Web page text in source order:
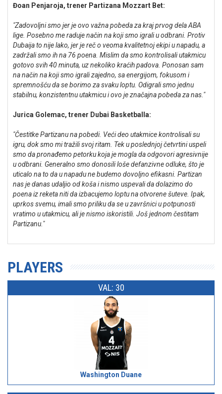
Đoan Penjaroja, trener Partizana Mozzart Bet:
"Zadovoljni smo jer je ovo važna pobeda za kraj prvog dela ABA
lige. Posebno me raduje način na koji smo igrali u odbrani. Protiv
Dubaija to nije lako, jer je reč o veoma kvalitetnoj ekipi u napadu, a
zadržali smo ih na 76 poena. Mislim da smo kontrolisali utakmicu
gotovo svih 40 minuta, uz nekoliko kraćih padova. Ponosan sam
na način na koji smo igrali zajedno, sa energijom, fokusom i
spremnošću da se borimo za svaku loptu. Odigrali smo jednu
stabilnu, konzistentnu utakmicu i ovo je značajna pobeda za nas."
Jurica Golemac, trener Dubai Basketballa:
"Čestitke Partizanu na pobedi. Veći deo utakmice kontrolisali su
igru, dok smo mi tražili svoj ritam. Tek u poslednjoj četvrtini uspeli
smo da pronađemo petorku koja je mogla da odgovori agresivnije
u odbrani. Generalno smo donosili loše defanzivne odluke, što je
uticalo na to da u napadu ne budemo dovoljno efikasni. Partizan
nas je danas udaljio od koša i nismo uspevali da dolazimo do
poena iz reketa niti da izbacujemo loptu na otvorene šuteve. Ipak,
uprkos svemu, imali smo priliku da se u završnici u potpunosti
vratimo u utakmicu, ali je nismo iskoristili. Još jednom čestitam
Partizanu."
PLAYERS
VAL: 30
Washington Duane